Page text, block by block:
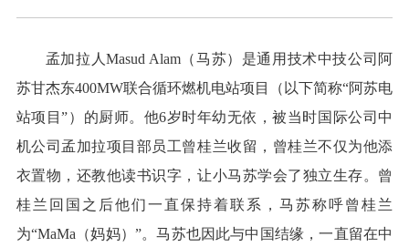
孟加拉人Masud Alam（马苏）是通用技术中技公司阿
苏甘杰东400MW联合循环燃机电站项目（以下简称“阿苏电
站项目”）的厨师。他6岁时年幼无依，被当时国际公司中
机公司孟加拉项目部员工曾桂兰收留，曾桂兰不仅为他添
衣置物，还教他读书识字，让小马苏学会了独立生存。曾
桂兰回国之后他们一直保持着联系，马苏称呼曾桂兰
为“MaMa（妈妈）”。马苏也因此与中国结缘，一直留在中